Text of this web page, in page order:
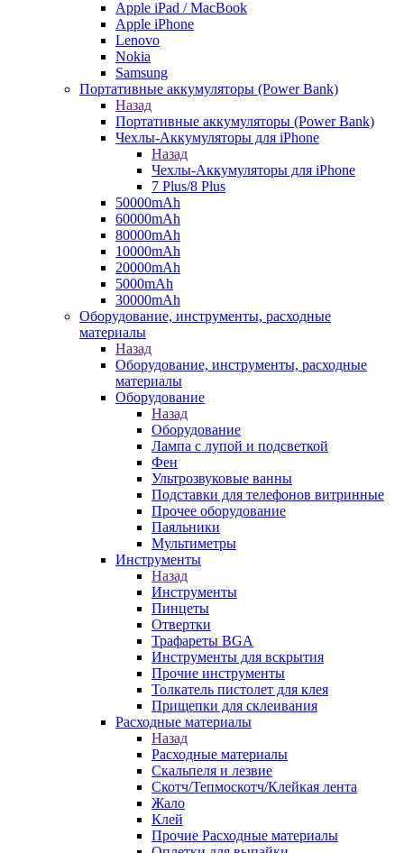
Apple iPad / MacBook
Apple iPhone
Lenovo
Nokia
Samsung
Портативные аккумуляторы (Power Bank)
Назад
Портативные аккумуляторы (Power Bank)
Чехлы-Аккумуляторы для iPhone
Назад
Чехлы-Аккумуляторы для iPhone
7 Plus/8 Plus
50000mAh
60000mAh
80000mAh
10000mAh
20000mAh
5000mAh
30000mAh
Оборудование, инструменты, расходные
материалы
Назад
Оборудование, инструменты, расходные
материалы
Оборудование
Назад
Оборудование
Лампа с лупой и подсветкой
Фен
Ультрозвуковые ванны
Подставки для телефонов витринные
Прочее оборудование
Паяльники
Мультиметры
Инструменты
Назад
Инструменты
Пинцеты
Отвертки
Трафареты BGA
Инструменты для вскрытия
Прочие инструменты
Толкатель пистолет для клея
Прищепки для склеивания
Расходные материалы
Назад
Расходные материалы
Скальпеля и лезвие
Скотч/Тепмоскотч/Клейкая лента
Жало
Клей
Прочие Расходные материалы